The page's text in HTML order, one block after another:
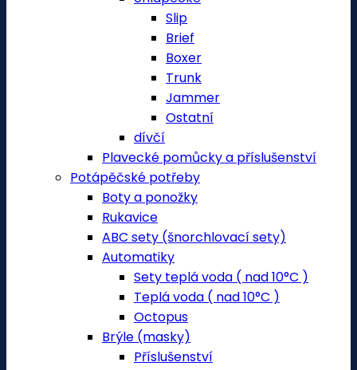
Slip
Brief
Boxer
Trunk
Jammer
Ostatní
dívčí
Plavecké pomůcky a příslušenství
Potápěčské potřeby
Boty a ponožky
Rukavice
ABC sety (šnorchlovací sety)
Automatiky
Sety teplá voda ( nad 10°C )
Teplá voda ( nad 10°C )
Octopus
Brýle (masky)
Příslušenství